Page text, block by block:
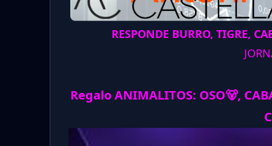
RESPONDE BURRO, TIGRE,
Regalo ANIMALITOS: OSO🐻,